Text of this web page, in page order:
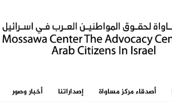
أصدقاء مركز مساواة إصداراتنا أخبار وصور